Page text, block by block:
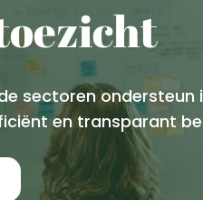
sectoren ondersteun
en transparant